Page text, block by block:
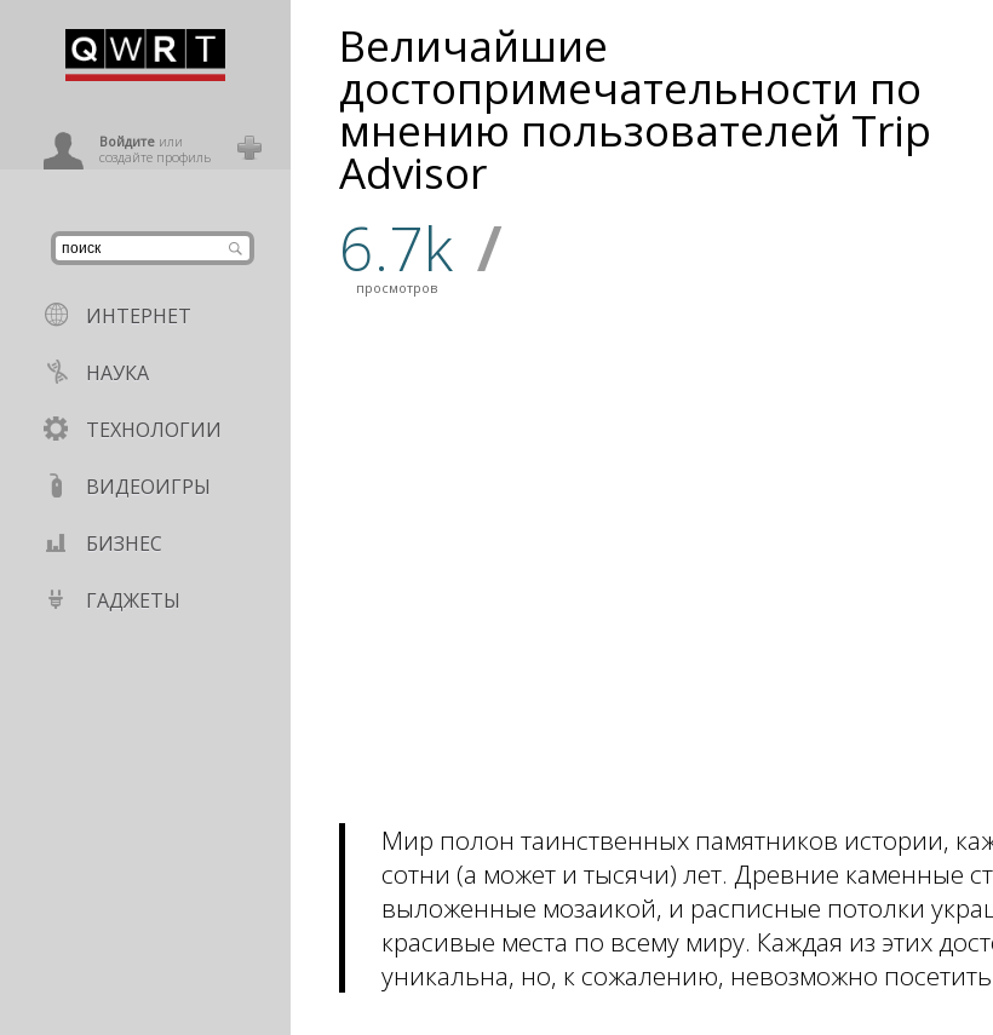
Войдитеили
создайте профиль
ИНТЕРНЕТ
НАУКА
ТЕХНОЛОГИИ
ВИДЕОИГРЫ
БИЗНЕС
ГАДЖЕТЫ
Величайшие
достопримечательности по
мнению пользователей Trip
Advisor
6.7k
просмотров /
Мир полон таинственных памятников истории,
сотни (а может и тысячи) лет. Древние каменные
выложенные мозаикой, и расписные потолки
красивые места по всему миру. Каждая из этих
уникальна, но, к сожалению, невозможно посетить